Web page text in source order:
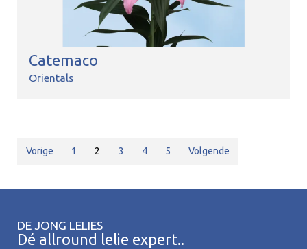
Catemaco
Orientals
Vorige 1 2 3 4 5 Volgende
DE JONG LELIES
Dé allround lelie expert..